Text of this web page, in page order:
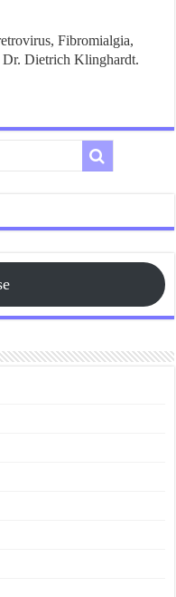
Fibromialgia,
Dietrich Klinghardt.